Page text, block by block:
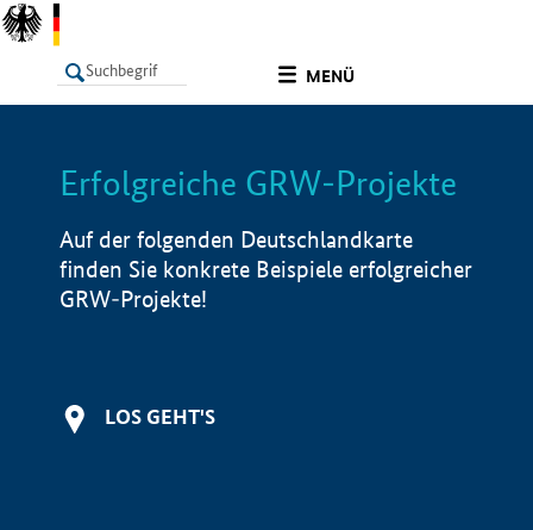
MENÜ
LISTE Info
Erfolgreiche GRW-Projekte
Auf der folgenden Deutschlandkarte
finden Sie konkrete Beispiele erfolgreicher
GRW-Projekte!
LOS GEHT'S